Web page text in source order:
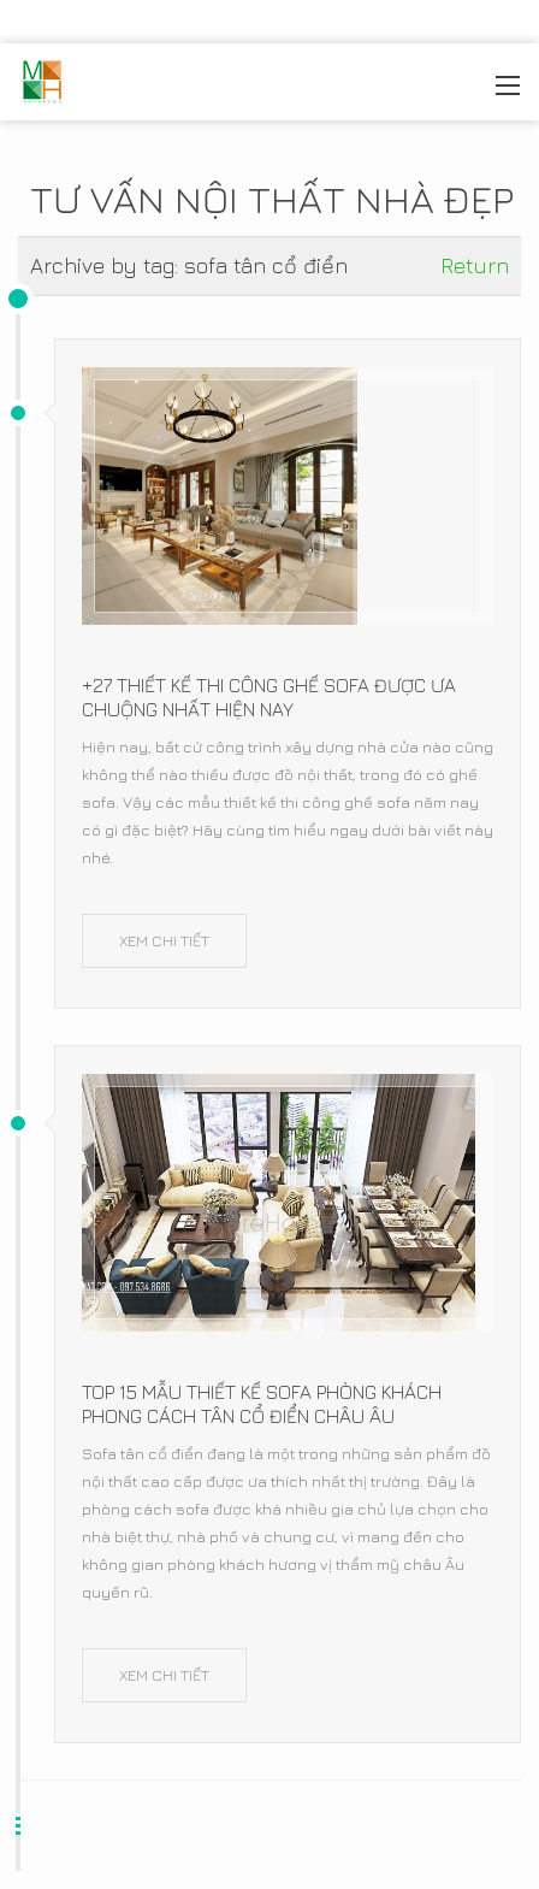
TƯ VẤN NỘI THẤT NHÀ ĐẸP
Archive by tag: sofa tân cổ điển Return
+27 THIẾT KẾ THI CÔNG GHẾ SOFA ĐƯỢC ƯA
CHUỘNG NHẤT HIỆN NAY
Hiện nay, bất cứ công trình xây dựng nhà cửa nào cũng
không thể nào thiếu được đồ nội thất, trong đó có ghế
sofa. Vậy các mẫu thiết kế thi công ghế sofa năm nay
có gì đặc biệt? Hãy cùng tìm hiểu ngay dưới bài viết này
nhé.
XEM CHI TIẾT
TOP 15 MẪU THIẾT KẾ SOFA PHÒNG KHÁCH
PHONG CÁCH TÂN CỔ ĐIỂN CHÂU ÂU
Sofa tân cổ điển đang là một trong những sản phẩm đồ
nội thất cao cấp được ưa thích nhất thị trường. Đây là
phòng cách sofa được khá nhiều gia chủ lựa chọn cho
nhà biệt thự, nhà phố và chung cư, vì mang đến cho
không gian phòng khách hương vị thẩm mỹ châu Âu
quyến rũ.
XEM CHI TIẾT